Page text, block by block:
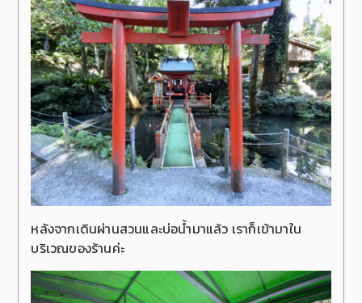
หลังจากเดินผ่านสวนและบ่อน้ำมาแล้ว เราก็เข้ามาใน
บริเวณของร้านค่ะ